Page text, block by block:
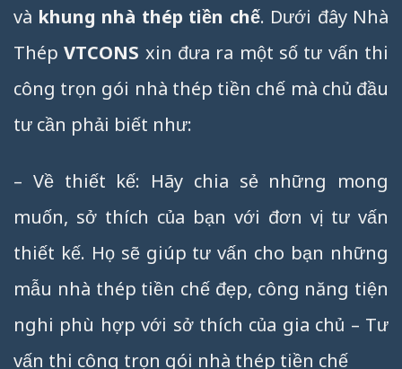
và khung nhà thép tiền chế. Dưới đây Nhà
ThépVTCONS xin đưa ra một số tư vấn thi
công trọn gói nhà thép tiền chế mà chủ đầu
tư cần phải biết như:
– Về thiết kế: Hãy chia sẻ những mong
muốn, sở thích của bạn với đơn vị tư vấn
thiết kế. Họ sẽ giúp tư vấn cho bạn những
mẫu nhà thép tiền chế đẹp, công năng tiện
nghi phù hợp với sở thích của gia chủ – Tư
vấn thi công trọn gói nhà thép tiền chế